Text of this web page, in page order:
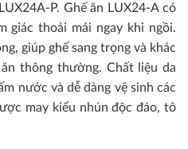
P. Ghế ăn LUX24-A có
giác thoải mái ngay khi ngồi.
giúp ghế sang trọng và khác
thông thường. Chất liệu da
nước và dễ dàng vệ sinh các
may kiểu nhún độc đáo, tô